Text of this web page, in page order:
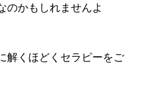
のかもしれませんよ
解くほどくセラピーをご